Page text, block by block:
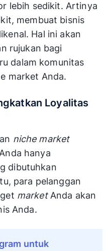
lebih sedikit. Artinya
membuat bisnis
Hal ini akan
rujukan bagi
dalam komunitas
market Anda.
Loyalitas
niche market
hanya
dibutuhkan
para pelanggan
marketAnda akan
Anda.
untuk